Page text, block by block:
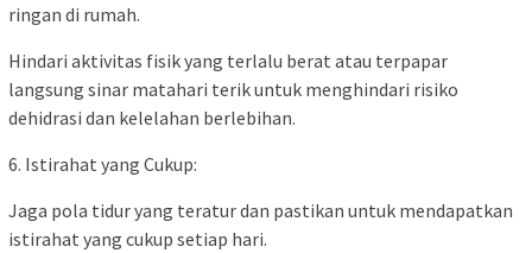
ringan di rumah.
Hindari aktivitas fisik yang terlalu berat atau terpapar
langsung sinar matahari terik untuk menghindari risiko
dehidrasi dan kelelahan berlebihan.
6. Istirahat yang Cukup:
Jaga pola tidur yang teratur dan pastikan untuk mendapatkan
istirahat yang cukup setiap hari.